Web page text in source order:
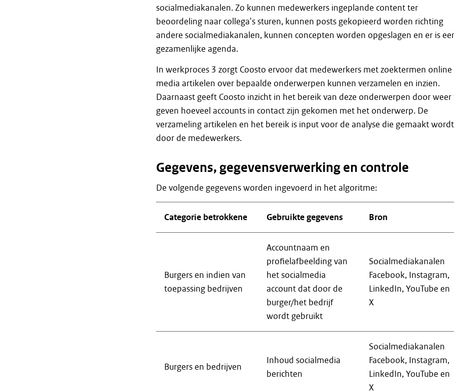
socialmediakanalen. Zo kunnen medewerkers ingeplande content ter
beoordeling naar collega's sturen, kunnen posts gekopieerd worden richting
andere socialmediakanalen, kunnen concepten worden opgeslagen en er is
gezamenlijke agenda.
In werkproces 3 zorgt Coosto ervoor dat medewerkers met zoektermen online
media artikelen over bepaalde onderwerpen kunnen verzamelen en inzien.
Daarnaast geeft Coosto inzicht in het bereik van deze onderwerpen door weer
geven hoeveel accounts in contact zijn gekomen met het onderwerp. De
verzameling artikelen en het bereik is input voor de analyse die gemaakt wordt
door de medewerkers.
Gegevens, gegevensverwerking en controle
De volgende gegevens worden ingevoerd in het algoritme:
Categorie betrokkene Gebruikte gegevens Bron
Burgers en indien van
toepassing bedrijven
Accountnaam en
profielafbeelding van
het socialmedia
account dat door de
burger/het bedrijf
wordt gebruikt
Socialmediakanalen
Facebook, Instagram,
LinkedIn, YouTube en
X
Burgers en bedrijven
Inhoud socialmedia
berichten
Socialmediakanalen
Facebook, Instagram,
LinkedIn, YouTube en
X